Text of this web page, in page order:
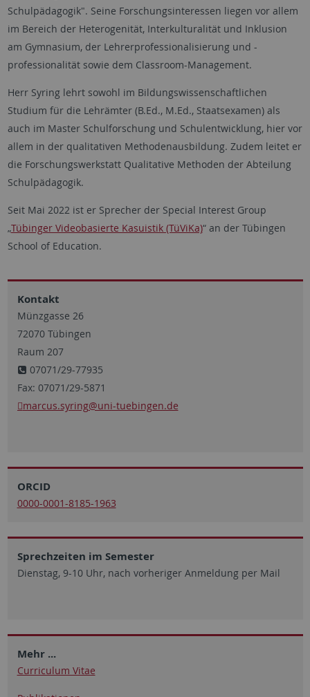
Schulpädagogik". Seine Forschungsinteressen liegen vor allem
im Bereich der Heterogenität, Interkulturalität und Inklusion
am Gymnasium, der Lehrerprofessionalisierung und -
professionalität sowie dem Classroom-Management.
Herr Syring lehrt sowohl im Bildungswissenschaftlichen
Studium für die Lehrämter (B.Ed., M.Ed., Staatsexamen) als
auch im Master Schulforschung und Schulentwicklung, hier vor
allem in der qualitativen Methodenausbildung. Zudem leitet er
die Forschungswerkstatt Qualitative Methoden der Abteilung
Schulpädagogik.
Seit Mai 2022 ist er Sprecher der Special Interest Group
„Tübinger Videobasierte Kasuistik (TüViKa)“ an der Tübingen
School of Education.
Kontakt
Münzgasse 26
72070 Tübingen
Raum 207
07071/29-77935
Fax: 07071/29-5871
marcus.syring@uni-tuebingen.de
ORCID
0000-0001-8185-1963
Sprechzeiten im Semester
Dienstag, 9-10 Uhr, nach vorheriger Anmeldung per Mail
Mehr ...
Curriculum Vitae